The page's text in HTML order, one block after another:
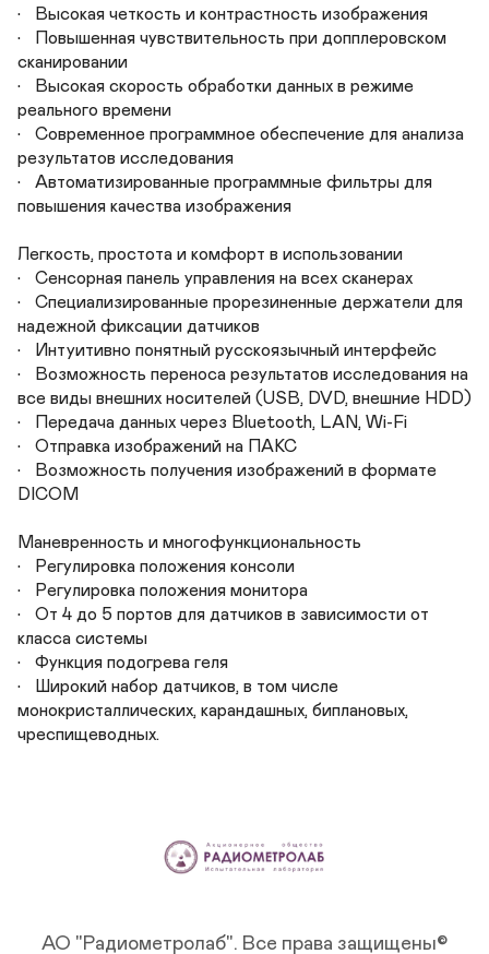
•	Высокая четкость и контрастность изображения
•	Повышенная чувствительность при допплеровском
сканировании
•	Высокая скорость обработки данных в режиме
реального времени
•	Современное программное обеспечение для анализа
результатов исследования
•	Автоматизированные программные фильтры для
повышения качества изображения
Легкость, простота и комфорт в использовании
•	Сенсорная панель управления на всех сканерах
•	Специализированные прорезиненные держатели для
надежной фиксации датчиков
•	Интуитивно понятный русскоязычный интерфейс
•	Возможность переноса результатов исследования на
все виды внешних носителей (USB, DVD, внешние HDD)
•	Передача данных через Bluetooth, LAN, Wi-Fi
•	Отправка изображений на ПАКС
•	Возможность получения изображений в формате
DICOM
Маневренность и многофункциональность
•	Регулировка положения консоли
•	Регулировка положения монитора
•	От 4 до 5 портов для датчиков в зависимости от
класса системы
•	Функция подогрева геля
•	Широкий набор датчиков, в том числе
монокристаллических, карандашных, биплановых,
чреспищеводных.
АО "Радиометролаб". Все права защищены©